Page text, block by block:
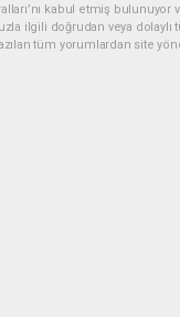
kabul etmiş
ilgili doğrudan veya
tüm yorumlardan site